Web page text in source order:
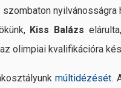
nyilvánosságra
Kiss Balázs
olimpiai kvalifikációra
múltidézését.